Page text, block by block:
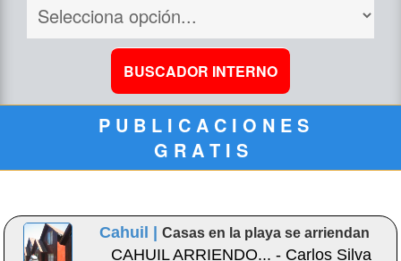
P U B L I C A C I O N E S
G R A T I S
Cahuil | Casas en la playa se arriendan
CAHUIL ARRIENDO... - Carlos Silva